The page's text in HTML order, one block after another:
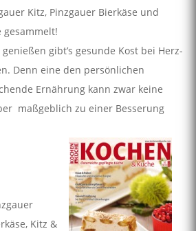
Kitz, Pinzgauer Bierkäse und
gesammelt!
gibt’s gesunde Kost bei Herz-
Denn eine den persönlichen
Ernährung kann zwar keine
maßgeblich zu einer Besserung
Kitz &